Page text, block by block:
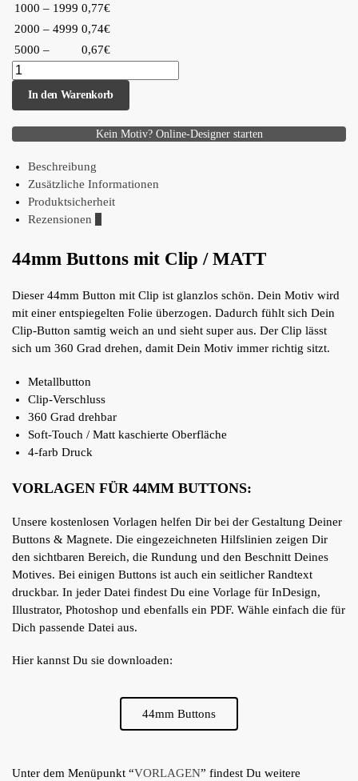
1000 – 1999 0,77€
2000 – 4999 0,74€
5000 –
0,67€
In den Warenkorb
Kein Motiv? Online-Designer starten
Beschreibung
Zusätzliche Informationen
Produktsicherheit
Rezensionen
44mm Buttons mit Clip / MATT
Dieser 44mm Button mit Clip ist glanzlos schön. Dein Motiv wird
mit einer entspiegelten Folie überzogen. Dadurch fühlt sich Dein
Clip-Button samtig weich an und sieht super aus. Der Clip lässt
sich um 360 Grad drehen, damit Dein Motiv immer richtig sitzt.
Metallbutton
Clip-Verschluss
360 Grad drehbar
Soft-Touch / Matt kaschierte Oberfläche
4-farb Druck
VORLAGEN FÜR 44MM BUTTONS:
Unsere kostenlosen Vorlagen helfen Dir bei der Gestaltung Deiner
Buttons & Magnete. Die eingezeichneten Hilfslinien zeigen Dir
den sichtbaren Bereich, die Rundung und den Beschnitt Deines
Motives. Bei einigen Buttons ist auch ein seitlicher Randtext
druckbar. In jeder Datei findest Du eine Vorlage für InDesign,
Illustrator, Photoshop und ebenfalls ein PDF. Wähle einfach die für
Dich passende Datei aus.
Hier kannst Du sie downloaden:
44mm Buttons
Unter dem Menüpunkt “VORLAGEN” findest Du weitere